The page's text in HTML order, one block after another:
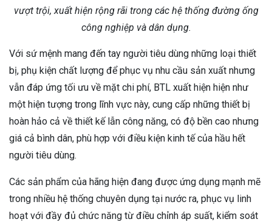
vượt trội, xuất hiện rộng rãi trong các hệ thống đường ống
công nghiệp và dân dụng.
Với sứ mệnh mang đến tay người tiêu dùng những loại thiết
bị, phụ kiện chất lượng để phục vụ nhu cầu sản xuất nhưng
vẫn đáp ứng tối ưu về mặt chi phí, BTL xuất hiện hiện như
một hiện tượng trong lĩnh vực này, cung cấp những thiết bị
hoàn hảo cả về thiết kế lẫn công năng, có độ bền cao nhưng
giá cả bình dân, phù hợp với điều kiện kinh tế của hầu hết
người tiêu dùng.
Các sản phẩm của hãng hiện đang được ứng dụng mạnh mẽ
trong nhiều hệ thống chuyên dụng tại nước ra, phục vụ linh
hoạt với đầy đủ chức năng từ điều chỉnh áp suất, kiểm soát